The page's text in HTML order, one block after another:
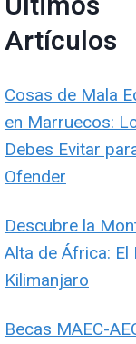
Artículos
Cosas de Mala
en Marruecos:
Debes Evitar
Ofender
Descubre la
Alta de África: El
Kilimanjaro
Becas MAEC-